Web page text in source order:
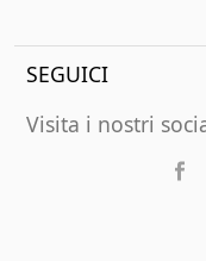
SEGUICI
Visita i nostri